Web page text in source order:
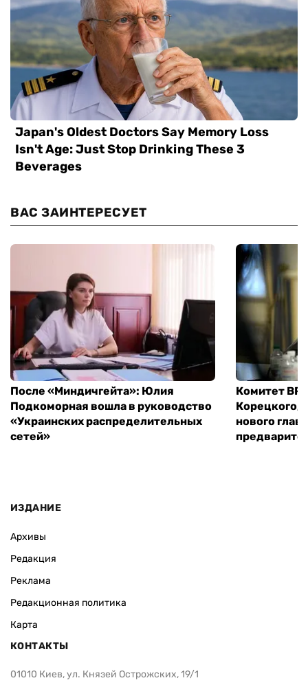
ВАС ЗАИНТЕРЕСУЕТ
После «Миндичгейта»: Юлия
Подкоморная вошла в руководство
«Украинских распределительных
сетей»
Комитет ВР
Корецкого,
нового
ИЗДАНИЕ
Архивы
Редакция
Реклама
Редакционная политика
Карта
КОНТАКТЫ
01010 Киев, ул. Князей Острожских, 19/1